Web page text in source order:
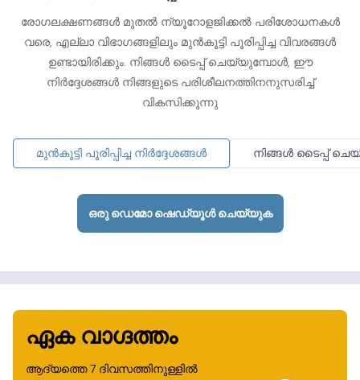
രോഗലക്ഷണങ്ങൾ മുതൽ ന്യൂറോളജിക്കൽ പരിശോധനകൾ
വരെ, എല്ലാ വിഭാഗങ്ങളിലും മുൻകൂട്ടി പൂരിപ്പിച്ച വിവരങ്ങൾ
ഉണ്ടായിരിക്കും. നിങ്ങൾ ടൈപ്പ് ചെയ്യുമ്പോൾ, ഈ
നിർദ്ദേശങ്ങൾ നിങ്ങളുടെ പരിശീലനത്തിനനുസരിച്ച്
വികസിക്കുന്നു
മുൻകൂട്ടി പൂരിപ്പിച്ച നിർദ്ദേശങ്ങൾ നിങ്ങൾ ടൈപ്പ്
ഒരു ഡെമോ ഷെഡ്യൂൾ ചെയ്യുക
ഏക വാഗ്ദത്തം
ആദ്യത്തെ 7 ദിവസത്തിനുള്ളിൽ